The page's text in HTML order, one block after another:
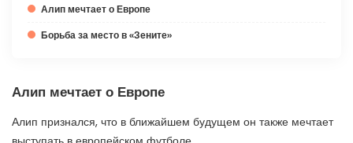
Алип мечтает о Европе
Борьба за место в «Зените»
Алип мечтает о Европе
Алип признался, что в ближайшем будущем он также мечтает